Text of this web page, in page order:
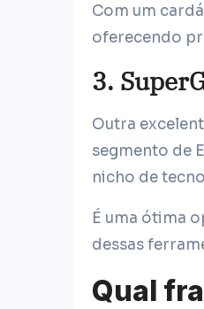
Com um
oferecendo
3.
Outra
segmento de
nicho de
É uma ótima
dessas
Qual